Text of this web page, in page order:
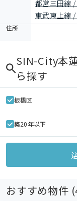
都営三田線
東武東上線
住所
SIN-City本
ら探す
板橋区
築20年以下
おすすめ物件 (